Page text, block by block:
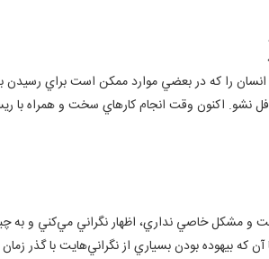
انسان را كه در بعضي موارد ممكن است براي رسيدن
نشو. اكنون وقت انجام كارهاي سخت و همراه
و مشكل خاصي نداري، اظهار نگراني مي‌كني و به
كه بيهوده بودن بسياري از نگراني‌هايت با گذر